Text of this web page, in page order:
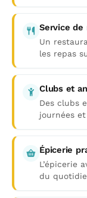
Service de
Un
les repas
Clubs et
Des clubs
journées
Épicerie
L’épicerie
du